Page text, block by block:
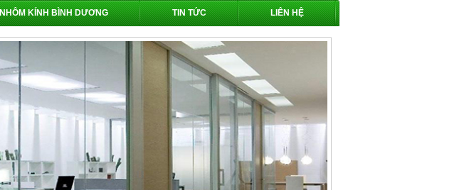
NHÔM KÍNH BÌNH DƯƠNG TIN TỨC LIÊN HỆ